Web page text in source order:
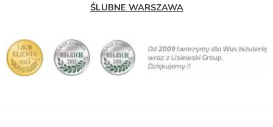
ŚLUBNE WARSZAWA